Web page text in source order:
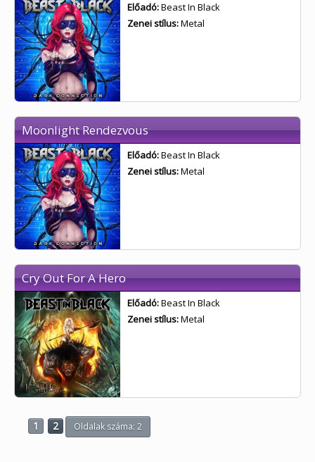
Előadó:Beast In Black
Zenei stílus:Metal
Moonlight Rendezvous
Előadó:Beast In Black
Zenei stílus:Metal
Cry Out For A Hero
Előadó:Beast In Black
Zenei stílus:Metal
1 2 Oldalak száma: 2